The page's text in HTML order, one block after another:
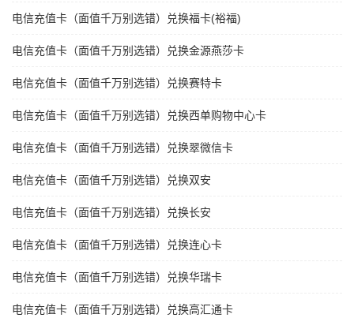
电信充值卡（面值千万别选错）兑换福卡(裕福)
电信充值卡（面值千万别选错）兑换金源燕莎卡
电信充值卡（面值千万别选错）兑换赛特卡
电信充值卡（面值千万别选错）兑换西单购物中心卡
电信充值卡（面值千万别选错）兑换翠微信卡
电信充值卡（面值千万别选错）兑换双安
电信充值卡（面值千万别选错）兑换长安
电信充值卡（面值千万别选错）兑换连心卡
电信充值卡（面值千万别选错）兑换华瑞卡
电信充值卡（面值千万别选错）兑换高汇通卡